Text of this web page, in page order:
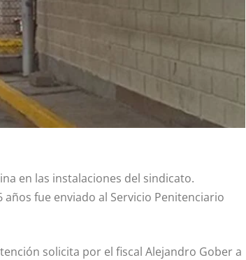
en las instalaciones del sindicato.
fue enviado al Servicio Penitenciario
solicita por el fiscal Alejandro Gober a